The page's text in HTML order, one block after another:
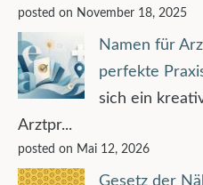
posted on November 18, 2025
Namen für
perfekte
sich ein
Arztpr...
posted on Mai 12, 2026
Gesetz der